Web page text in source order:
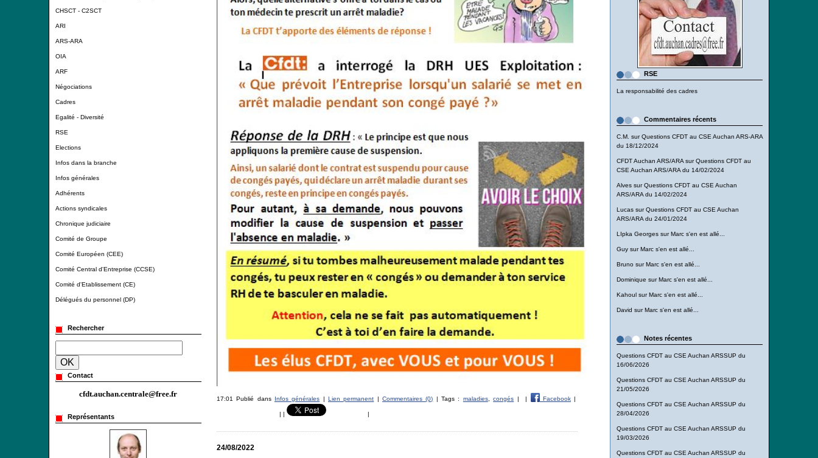
CHSCT - C2SCT
ARI
ARS-ARA
OIA
ARF
Négociations
Cadres
Egalité - Diversité
RSE
Elections
Infos dans la branche
Infos générales
Adhérents
Actions syndicales
Chronique judiciaire
Comité de Groupe
Comité Européen (CEE)
Comité Central d'Entreprise (CCSE)
Comité d'Etablissement (CE)
Délégués du personnel (DP)
Rechercher
Contact
cfdt.auchan.centrale@free.fr
Représentants
RSE
La responsabilité des cadres
Commentaires récents
C.M. surQuestions CFDT au CSE Auchan ARS-ARA
du 18/12/2024
CFDT Auchan ARS/ARA surQuestions CFDT au
CSE Auchan ARS/ARA du 14/02/2024
Alves surQuestions CFDT au CSE Auchan
ARS/ARA du 14/02/2024
Lucas surQuestions CFDT au CSE Auchan
ARS/ARA du 24/01/2024
LIpka Georges surMarc s'en est allé...
Guy surMarc s'en est allé...
Bruno surMarc s'en est allé...
Dominique surMarc s'en est allé...
Kahoul surMarc s'en est allé...
David surMarc s'en est allé...
Notes récentes
Questions CFDT au CSE Auchan ARSSUP du
16/06/2026
Questions CFDT au CSE Auchan ARSSUP du
21/05/2026
Questions CFDT au CSE Auchan ARSSUP du
28/04/2026
Questions CFDT au CSE Auchan ARSSUP du
19/03/2026
Questions CFDT au CSE Auchan ARSSUP du
17:01 Publié dans Infos générales | Lien permanent |Commentaires (0) | Tags : maladies,congés | | Facebook|
| | |
24/08/2022